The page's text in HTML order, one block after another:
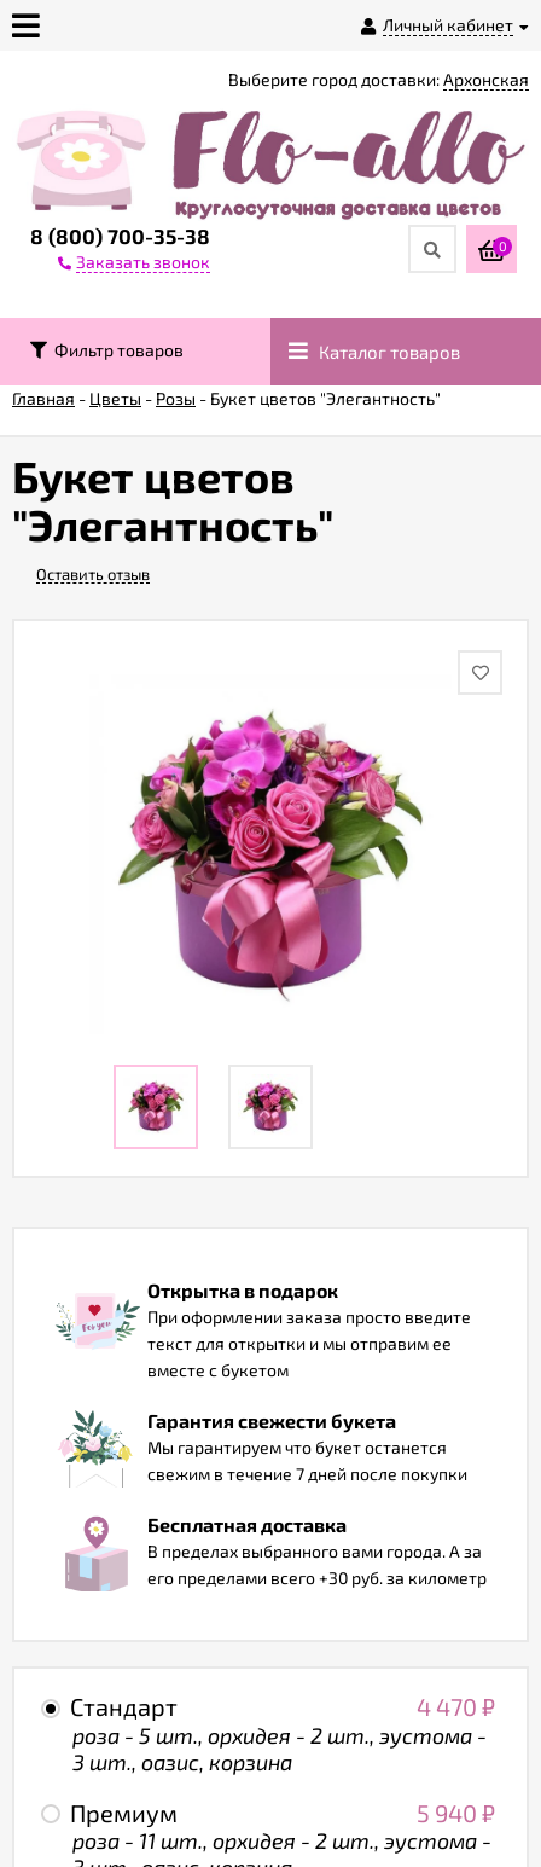
Личный кабинет
магазине
Доставка
Контакты
Гарантии
8 (800) 700-35-38
Заказать звонок
Выберите город доставки:Архонская
0
Фильтр товаров Каталог товаров
Главная - Цветы - Розы - Букет цветов "Элегантность"
Букет цветов
"Элегантность"
Оставить отзыв
Открытка в подарок
При оформлении заказа просто введите
текст для открытки и мы отправим ее
вместе с букетом
Гарантия свежести букета
Мы гарантируем что букет останется
свежим в течение 7 дней после покупки
Бесплатная доставка
В пределах выбранного вами города. А за
его пределами всего +30 руб. за километр
Стандарт 4 470 ₽
роза - 5 шт., орхидея - 2 шт., эустома -
3 шт., оазис, корзина
Премиум 5 940 ₽
роза - 11 шт., орхидея - 2 шт., эустома -